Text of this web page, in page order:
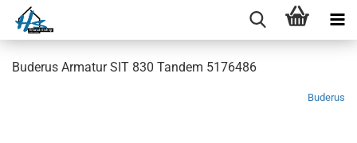
Buderus Armatur SIT 830 Tandem 5176486
Buderus